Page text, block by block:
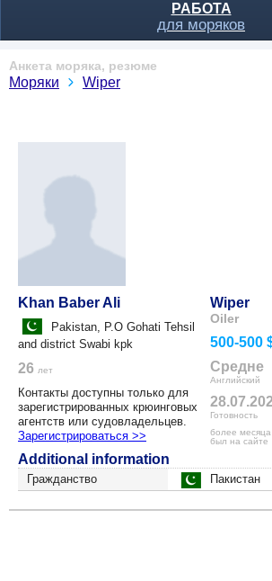
РАБОТА
для моряков
Анкета моряка, резюме
Моряки Wiper
Khan Baber Ali
Pakistan, P.O Gohati Tehsil
and district Swabi kpk
26 лет
Контакты доступны только для
зарегистрированных крюинговых
агентств или судовладельцев.
Зарегистрироваться >>
Wiper
Oiler
500-500
Средне
Английский
Готовность
более месяца
был на сайте
Additional information
Гражданство Пакистан